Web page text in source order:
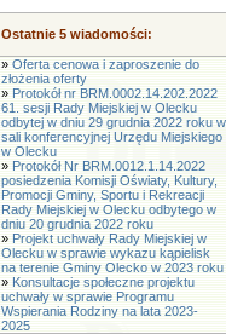
Ostatnie 5 wiadomości:
» Oferta cenowa i zaproszenie do
złożenia oferty
» Protokół nr BRM.0002.14.202.2022
61. sesji Rady Miejskiej w Olecku
odbytej w dniu 29 grudnia 2022 roku w
sali konferencyjnej Urzędu Miejskiego
w Olecku
» Protokół Nr BRM.0012.1.14.2022
posiedzenia Komisji Oświaty, Kultury,
Promocji Gminy, Sportu i Rekreacji
Rady Miejskiej w Olecku odbytego w
dniu 20 grudnia 2022 roku
» Projekt uchwały Rady Miejskiej w
Olecku w sprawie wykazu kąpielisk
na terenie Gminy Olecko w 2023 roku
» Konsultacje społeczne projektu
uchwały w sprawie Programu
Wspierania Rodziny na lata 2023-
2025